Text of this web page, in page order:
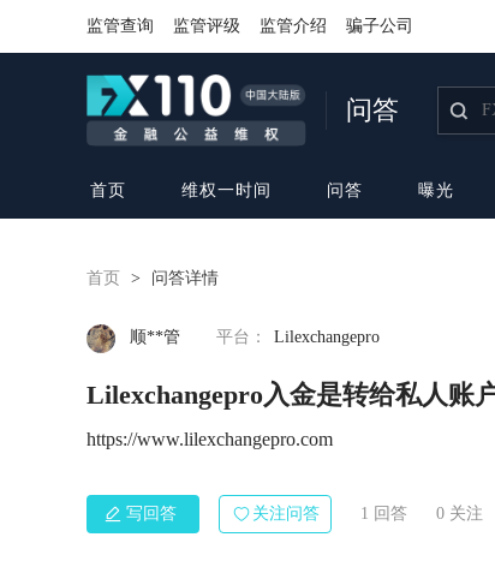
监管查询 监管评级 监管介绍 骗子公司
问答
首页 维权一时间 问答 曝光
首页 > 问答详情
顺**管 平台： Lilexchangepro
Lilexchangepro入金是转给私人账
https://www.lilexchangepro.com
写回答 关注问答 1 回答 0 关注